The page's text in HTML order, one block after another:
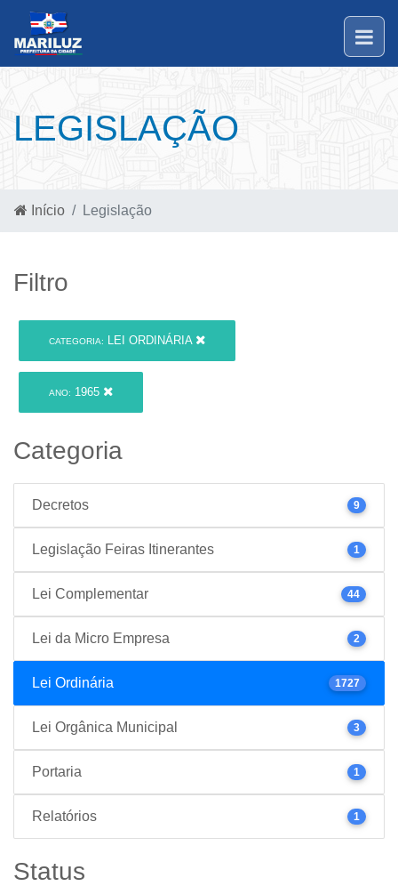
LEGISLAÇÃO
Início Legislação
Filtro
CATEGORIA: LEI ORDINÁRIA
ANO: 1965
Categoria
Decretos 9
Legislação Feiras Itinerantes 1
Lei Complementar 44
Lei da Micro Empresa 2
Lei Ordinária 1727
Lei Orgânica Municipal 3
Portaria 1
Relatórios 1
Status